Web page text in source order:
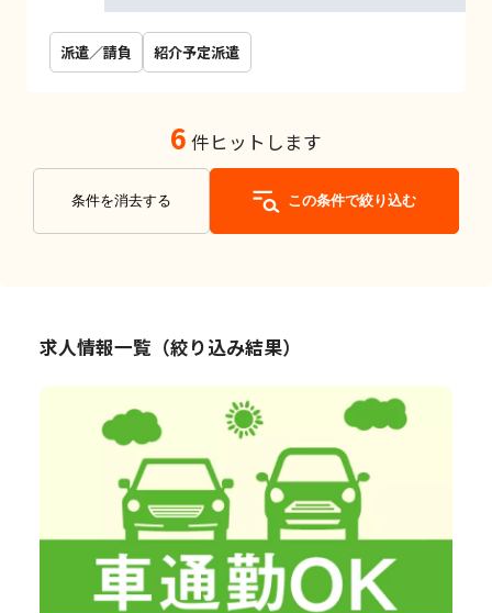
派遣／請負 紹介予定派遣
6 件ヒットします
条件を消去する この条件で絞り込む
求人情報一覧（絞り込み結果）